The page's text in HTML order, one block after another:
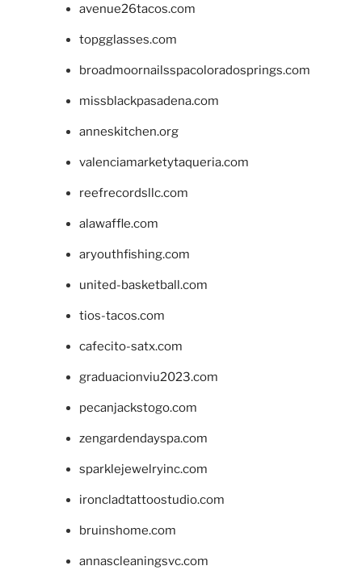
avenue26tacos.com
topgglasses.com
broadmoornailsspacoloradosprings.com
missblackpasadena.com
anneskitchen.org
valenciamarketytaqueria.com
reefrecordsllc.com
alawaffle.com
aryouthfishing.com
united-basketball.com
tios-tacos.com
cafecito-satx.com
graduacionviu2023.com
pecanjackstogo.com
zengardendayspa.com
sparklejewelryinc.com
ironcladtattoostudio.com
bruinshome.com
annascleaningsvc.com